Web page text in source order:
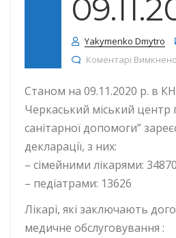
Yakymenko Dmytro
Коментарі Вимкнено
Станом на 09.11.2020 р. в
Черкаський міський
санітарної допомоги”
декларації, з них:
– сімейними лікарями: 34870
– педіатрами: 13626
Лікарі, які заключають
медичне обслуговування :